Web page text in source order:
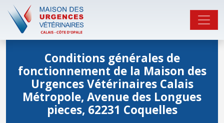
Conditions générales de
fonctionnement de la Maison des
Urgences Vétérinaires Calais
Métropole, Avenue des Longues
pieces, 62231 Coquelles